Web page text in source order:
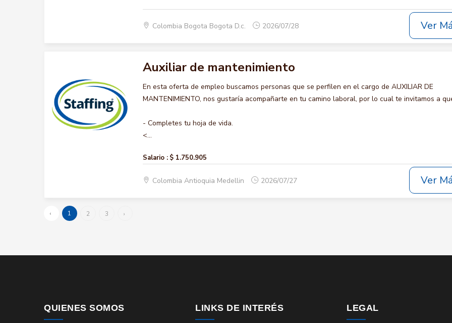
Colombia Bogota Bogota D.c. 2026/07/28 Ver
Auxiliar de mantenimiento
En esta oferta de empleo buscamos personas que se perfilen en el cargo de AUXILIAR DE
MANTENIMIENTO, nos gustaría acompañarte en tu camino laboral, por lo cual te invitamos a
- Completes tu hoja de vida.
<...
Salario : $ 1.750.905
Colombia Antioquia Medellin 2026/07/27 Ver
‹ 1 2 3 ›
QUIENES SOMOS LINKS DE INTERÉS LEGAL